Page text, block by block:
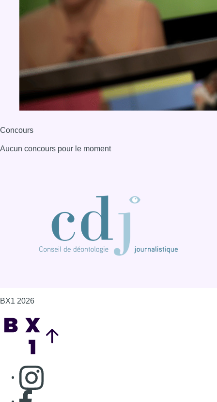
Concours
Aucun concours pour le moment
BX1 2026
Consulter page Instagram
Consulter page Facebook